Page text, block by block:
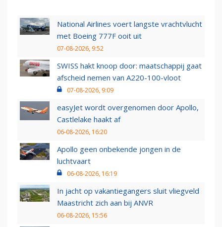
National Airlines voert langste vrachtvlucht
met Boeing 777F ooit uit
07-08-2026, 9:52
SWISS hakt knoop door: maatschappij gaat
afscheid nemen van A220-100-vloot
07-08-2026, 9:09
easyJet wordt overgenomen door Apollo,
Castlelake haakt af
06-08-2026, 16:20
Apollo geen onbekende jongen in de
luchtvaart
06-08-2026, 16:19
In jacht op vakantiegangers sluit vliegveld
Maastricht zich aan bij ANVR
06-08-2026, 15:56